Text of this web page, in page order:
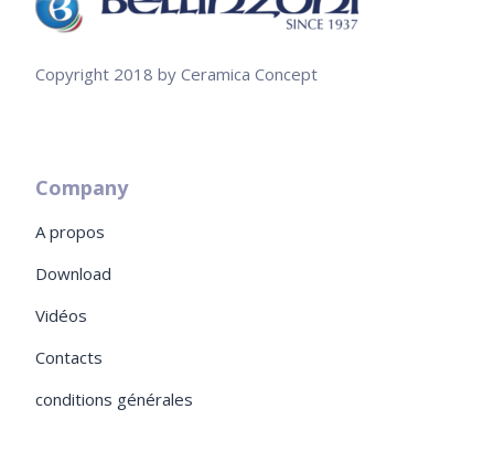
Copyright 2018 by Ceramica Concept
Company
A propos
Download
Vidéos
Contacts
conditions générales